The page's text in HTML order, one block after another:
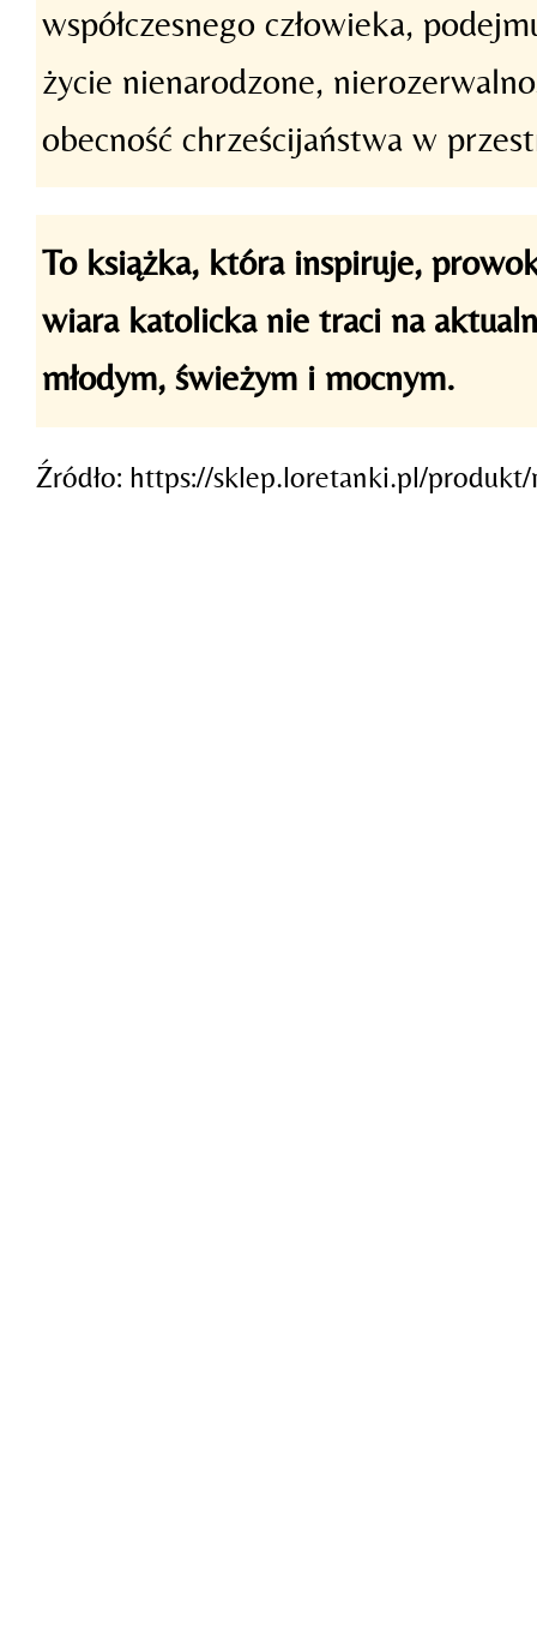
współczesnego człowieka,
życie nienarodzone,
obecność chrześcijaństwa w
To książka, która inspiruje,
wiara katolicka nie traci na
młodym, świeżym i mocnym.
Źródło: https://sklep.loretanki.pl/